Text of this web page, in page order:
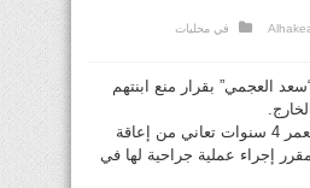
في محليات
العجمي” بقرار منع ابنتهم
“صيتة” التي تبلغ من العمر 4 سنوات تعاني من إعاقة
إجراء عملية جراحية لها في